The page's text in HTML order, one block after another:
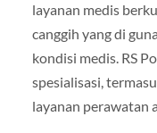
layanan medis
canggih yang di
kondisi medis. RS
spesialisasi,
layanan perawatan